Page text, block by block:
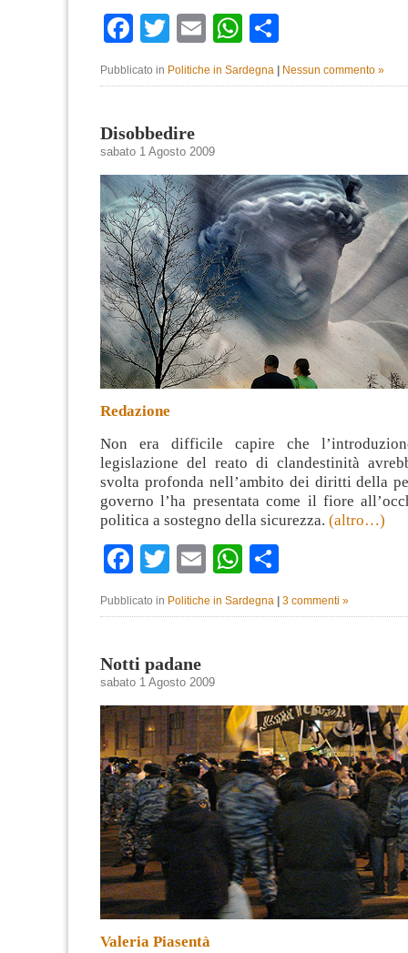
Facebook
TwitterEmailWhatsApp
Pubblicato in Politiche in Sardegna Nessun commento »
Disobbedire
sabato 1 Agosto 2009
Redazione
Non era difficile capire che
legislazione del reato di clandestinità
svolta profonda nell’ambito dei diritti della
governo l’ha presentata come il fiore
politica a sostegno della sicurezza. (altro…)
Facebook
TwitterEmailWhatsApp
Pubblicato in Politiche in Sardegna 3 commenti »
Notti padane
sabato 1 Agosto 2009
Valeria Piasentà